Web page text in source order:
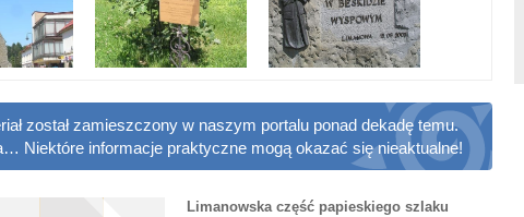
został zamieszczony w naszym portalu ponad dekadę temu.
Niektóre informacje praktyczne mogą okazać się nieaktualne!
Limanowska część papieskiego szlaku